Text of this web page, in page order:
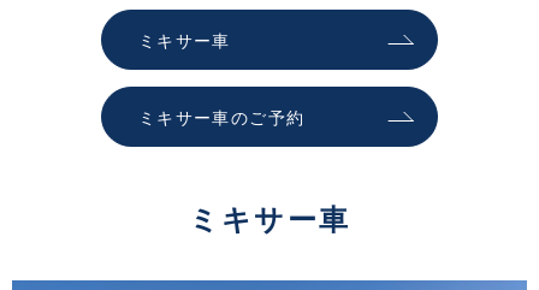
ミキサー車
ミキサー車のご予約
ミキサー車